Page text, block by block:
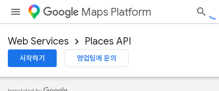
Maps Platform
Web Services Places API
시작하기 영업팀에 문의